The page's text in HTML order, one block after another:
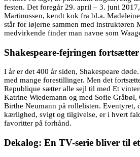
festen. Det foregår 29. april – 3. juni
Martinussen, kendt kok fra bl.a.
står for løjerne sammen med instruktøren
medvirkende finder man navne som
Shakespeare-fejringen fortsætter
I år er det 400 år siden, Shakespeare
med mange forestillinger. Men det
Republique sætter alle sejl til med Et
Katrine Wiedemann og med Sofie Gråbøl,
Birthe Neumann på rollelisten. Eventyret,
kærlighed, svigt og tilgivelse, er i hvert
favoritter på forhånd.
Dekalog: En TV-serie bliver til